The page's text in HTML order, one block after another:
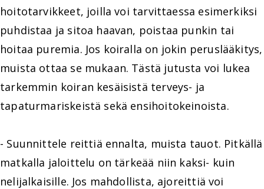
hoitotarvikkeet, joilla voi tarvittaessa esimerkiksi
puhdistaa ja sitoa haavan, poistaa punkin tai
hoitaa puremia. Jos koiralla on jokin peruslääkitys,
muista ottaa se mukaan. Tästä jutusta voi lukea
tarkemmin koiran kesäisistä terveys- ja
tapaturmariskeistä sekä ensihoitokeinoista.
- Suunnittele reittiä ennalta, muista tauot. Pitkällä
matkalla jaloittelu on tärkeää niin kaksi- kuin
nelijalkaisille. Jos mahdollista, ajoreittiä voi